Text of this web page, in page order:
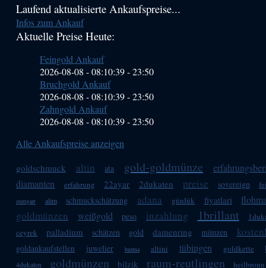
Haupt-
Sidebar
Laufend aktualisierte Ankaufspreise...
Infos zum Ankauf
Aktuelle Preise Heute:
Feingold Ankauf
2026-08-08 - 08:10:39-23:50
Bruchgold Ankauf
2026-08-08 - 08:10:39-23:50
Zahngold Ankauf
2026-08-08 - 08:10:39-23:50
Alle Ankaufspreise anzeigen
goldschmuck altin ata gold-goldmünze
diamanten
erfahrung 22ayar 2dukaten preise sovereign
stuttgart alim schmuckschätzung adana günlük fiyatlari
goldmünzen weißgold peso inzahlung 1brillant
ceyrek
palladium schätzen gold damenring münzen
goldankaufstellen juwelier burma altini tübingen goldkette
4dukaten goldmünzen bilzik raum-reutlingen heilbronn